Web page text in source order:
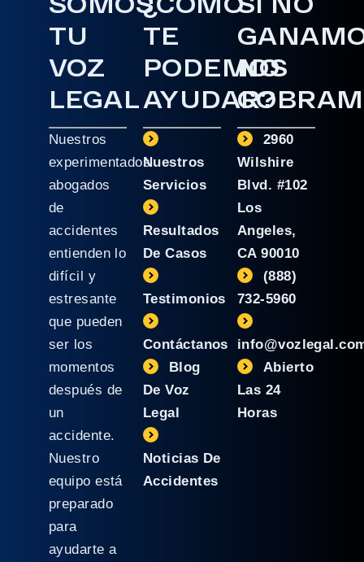
TU
VOZ
LEGAL
Nuestros
experimentados
abogados
de
accidentes
entienden lo
difícil y
estresante
que pueden
ser los
momentos
después de
un
accidente.
Nuestro
equipo está
preparado
para
ayudarte a
TE
PODEMOS
AYUDAR?
Nuestros
Servicios
Resultados
De Casos
Testimonios
Contáctanos
Blog
De Voz
Legal
Noticias De
Accidentes
NO
2960
Wilshire
Blvd. #102
Los
Angeles,
CA 90010
(888)
732-5960
Abierto
Las 24
Horas